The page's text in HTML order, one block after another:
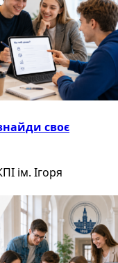
своє
ім. Ігоря